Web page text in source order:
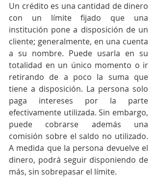
Un crédito es una cantidad de dinero
con un límite fijado que una
institución pone a disposición de un
cliente; generalmente, en una cuenta
a su nombre. Puede usarla en su
totalidad en un único momento o ir
retirando de a poco la suma que
tiene a disposición. La persona solo
paga intereses por la parte
efectivamente utilizada. Sin embargo,
puede cobrarse además una
comisión sobre el saldo no utilizado.
A medida que la persona devuelve el
dinero, podrá seguir disponiendo de
más, sin sobrepasar el límite.